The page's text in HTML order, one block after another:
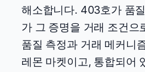
해소합니다. 403호가 품
가 그 증명을 거래 조건으
품질 측정과 거래 메커니
레몬 마켓이고, 통합되어